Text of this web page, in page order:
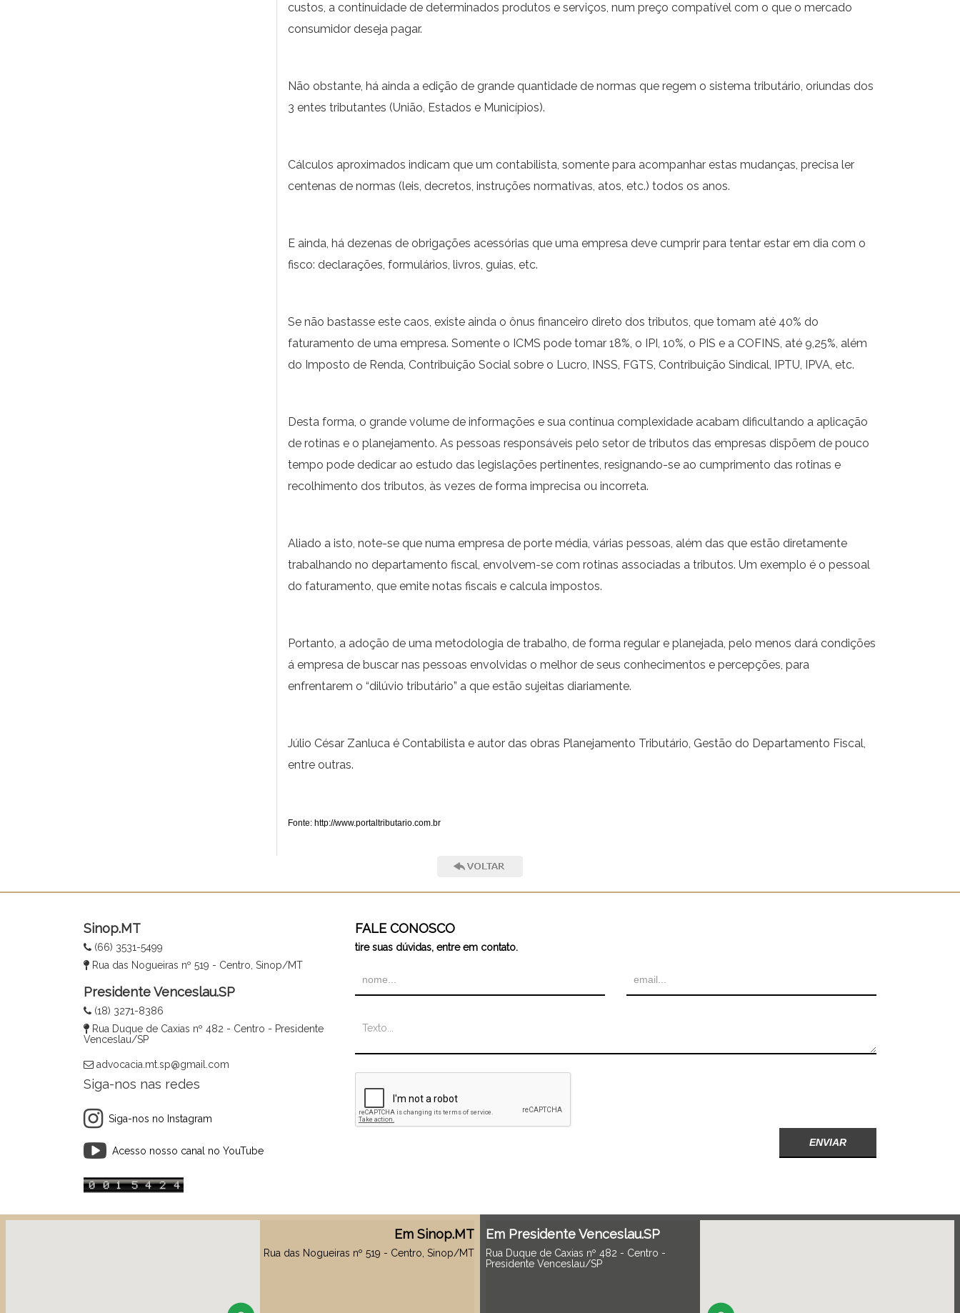
custos, a continuidade de determinados produtos e serviços, num preço compatível com o que o mercado
consumidor deseja pagar.
Não obstante, há ainda a edição de grande quantidade de normas que regem o sistema tributário, oriundas dos
3 entes tributantes (União, Estados e Municípios).
Cálculos aproximados indicam que um contabilista, somente para acompanhar estas mudanças, precisa ler
centenas de normas (leis, decretos, instruções normativas, atos, etc.) todos os anos.
E ainda, há dezenas de obrigações acessórias que uma empresa deve cumprir para tentar estar em dia com o
fisco: declarações, formulários, livros, guias, etc.
Se não bastasse este caos, existe ainda o ônus financeiro direto dos tributos, que tomam até 40% do
faturamento de uma empresa. Somente o ICMS pode tomar 18%, o IPI, 10%, o PIS e a COFINS, até 9,25%, além
do Imposto de Renda, Contribuição Social sobre o Lucro, INSS, FGTS, Contribuição Sindical, IPTU, IPVA, etc.
Desta forma, o grande volume de informações e sua contínua complexidade acabam dificultando a aplicação
de rotinas e o planejamento. As pessoas responsáveis pelo setor de tributos das empresas dispõem de pouco
tempo pode dedicar ao estudo das legislações pertinentes, resignando-se ao cumprimento das rotinas e
recolhimento dos tributos, às vezes de forma imprecisa ou incorreta.
Aliado a isto, note-se que numa empresa de porte média, várias pessoas, além das que estão diretamente
trabalhando no departamento fiscal, envolvem-se com rotinas associadas a tributos. Um exemplo é o pessoal
do faturamento, que emite notas fiscais e calcula impostos.
Portanto, a adoção de uma metodologia de trabalho, de forma regular e planejada, pelo menos dará condições
á empresa de buscar nas pessoas envolvidas o melhor de seus conhecimentos e percepções, para
enfrentarem o “dilúvio tributário” a que estão sujeitas diariamente.
Júlio César Zanluca é Contabilista e autor das obras Planejamento Tributário, Gestão do Departamento Fiscal,
entre outras.
Fonte: http://www.portaltributario.com.br
Sinop.MT
(66) 3531-5499
Rua das Nogueiras nº 519 - Centro, Sinop/MT
Presidente Venceslau.SP
(18) 3271-8386
Rua Duque de Caxias nº 482 - Centro - Presidente
Venceslau/SP
advocacia.mt.sp@gmail.com
Siga-nos nas redes
Siga-nos no Instagram
Acesso nosso canal no YouTube
FALE CONOSCO
tire suas dúvidas, entre em contato.
Em Sinop.MT
Rua das Nogueiras nº 519 - Centro, Sinop/MT
Em Presidente Venceslau.SP
Rua Duque de Caxias nº 482 - Centro -
Presidente Venceslau/SP